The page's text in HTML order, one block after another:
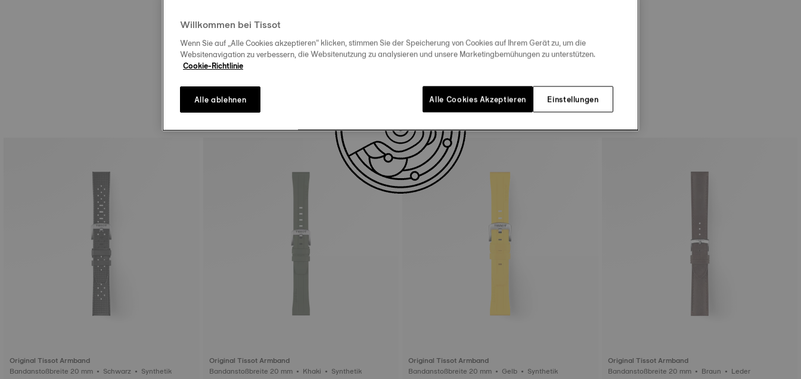
Schließe
Ähnliche Produkte
Original Tissot Armband
Bandanstoßbreite 20 mm • Schwarz • Synthetik
Original Tissot Armband
Bandanstoßbreite 20 mm • Khaki • Synthetik
Original Tissot Armband
Bandanstoßbreite 20 mm • Gelb • Synthetik
Original Tissot Armband
Bandanstoßbreite 20 mm • Braun • Leder
Willkommen bei Tissot
Wenn Sie auf „Alle Cookies akzeptieren“ klicken, stimmen Sie der Speicherung von Cookies auf Ihrem Gerät zu, um die
Websitenavigation zu verbessern, die Websitenutzung zu analysieren und unsere Marketingbemühungen zu unterstützen.
Cookie-Richtlinie
Einstellungen
Alle ablehnen Alle Cookies Akzeptieren